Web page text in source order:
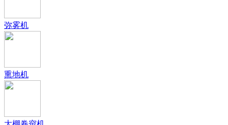
弥雾机
熏地机